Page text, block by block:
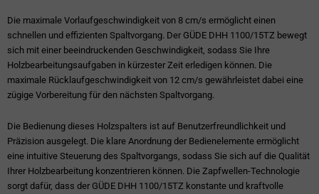
Die maximale Vorlaufgeschwindigkeit von 8 cm/s ermöglicht einen
schnellen und effizienten Spaltvorgang. Der GÜDE DHH 1100/15TZ bewegt
sich mit einer beeindruckenden Geschwindigkeit, sodass Sie Ihre
Holzbearbeitungsaufgaben in kürzester Zeit erledigen können. Die
maximale Rücklaufgeschwindigkeit von 12 cm/s gewährleistet dabei eine
zügige Vorbereitung für den nächsten Spaltvorgang.
Die Bedienung dieses Holzspalters ist auf Benutzerfreundlichkeit und
Präzision ausgelegt. Die klare Anordnung der Bedienelemente ermöglicht
eine intuitive Steuerung des Spaltvorgangs, sodass Sie sich auf die Qualität
Ihrer Holzbearbeitung konzentrieren können. Die Zapfwellen-Technologie
sorgt dafür, dass der GÜDE DHH 1100/15TZ konstante und kraftvolle